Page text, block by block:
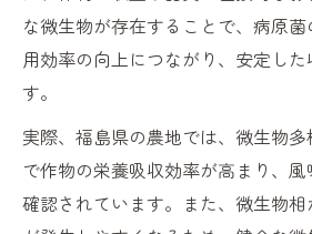
な微生物が存在することで、病原
用効率の向上につながり、安定し
す。
実際、福島県の農地では、微生物
で作物の栄養吸収効率が高まり、
確認されています。また、微生物